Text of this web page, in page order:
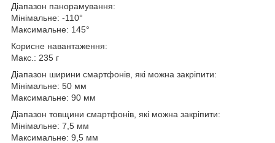
Діапазон панорамування:
Мінімальне: -110°
Максимальне: 145°
Корисне навантаження:
Макс.: 235 г
Діапазон ширини смартфонів, які можна закріпити:
Мінімальне: 50 мм
Максимальне: 90 мм
Діапазон товщини смартфонів, які можна закріпити:
Мінімальне: 7,5 мм
Максимальне: 9,5 мм